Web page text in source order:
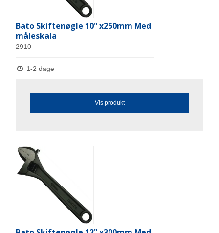
Bato Skiftenøgle 10" x250mm Med
måleskala
2910
1-2 dage
Vis produkt